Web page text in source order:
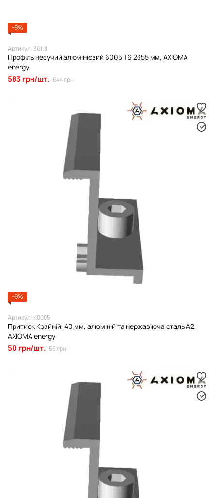
−9%
Артикул: 301,8
Профіль несучий алюмінієвий 6005 Т6 2355 мм, AXIOMA
energy
583 грн/шт. 644 грн
−9%
Артикул: К0005
Притиск Крайній, 40 мм, алюміній та нержавіюча сталь А2,
AXIOMA energy
50 грн/шт. 55 грн